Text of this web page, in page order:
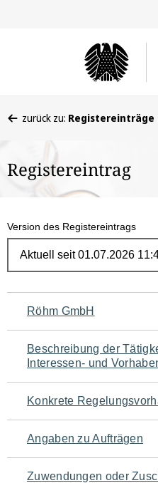
befinden
hier:
zurück zu: Registereinträge
Registereintrag
Version des Registereintrags
Navigation
für
den
Seiteninhalt
Röhm GmbH
Beschreibung der
Interessen- und
Konkrete
Angaben zu Aufträgen
Zuwendungen oder